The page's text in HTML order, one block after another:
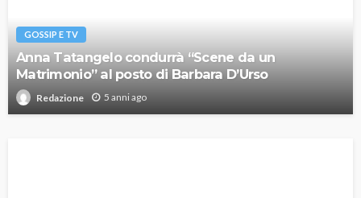
GOSSIP E TV
Anna Tatangelo condurrà “Scene da un
Matrimonio” al posto di Barbara D’Urso
Redazione 5 anni ago